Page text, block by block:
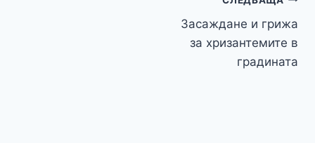
Засаждане и грижа
за хризантемите в
градината